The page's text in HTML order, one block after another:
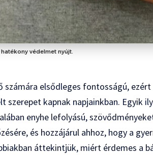
védelmet nyújt.
számára elsődleges fontosságú,
kapnak napjainkban. Egyik
enyhe lefolyású,
és hozzájárul ahhoz, hogy a
áttekintjük, miért érdemes a